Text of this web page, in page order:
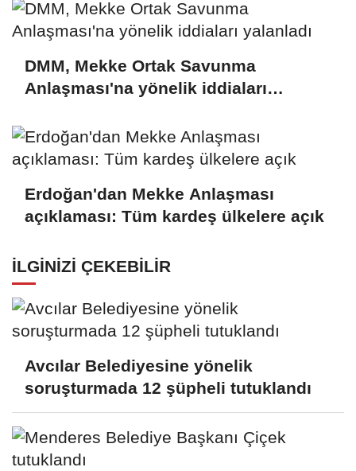
DMM, Mekke Ortak Savunma
Anlaşması'na yönelik iddiaları
Erdoğan'dan Mekke Anlaşması
açıklaması: Tüm kardeş ülkelere açık
İLGINIZI ÇEKEBILIR
Avcılar Belediyesine yönelik
soruşturmada 12 şüpheli tutuklandı